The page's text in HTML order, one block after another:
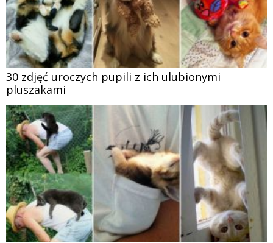
30 zdjęć uroczych pupili z ich ulubionymi
pluszakami